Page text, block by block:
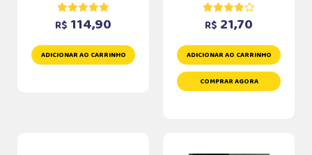
R$ 114,90
ADICIONAR AO CARRINHO
R$ 21,70
ADICIONAR AO CARRINHO
COMPRAR AGORA